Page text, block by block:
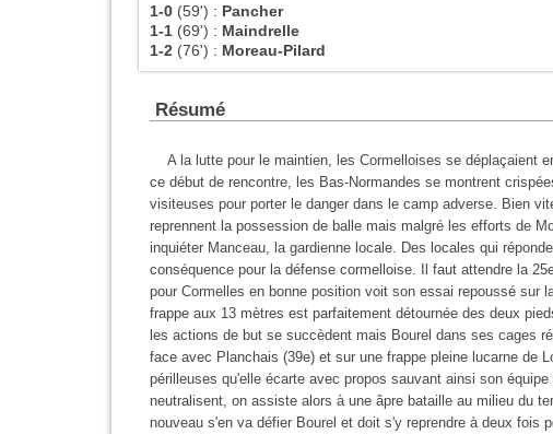
1-0 (59') : Pancher
1-1 (69') : Maindrelle
1-2 (76') : Moreau-Pilard
Résumé
A la lutte pour le maintien, les Cormelloises se déplaçaient
ce début de rencontre, les Bas-Normandes se montrent
visiteuses pour porter le danger dans le camp adverse. Bien
reprennent la possession de balle mais malgré les efforts de
inquiéter Manceau, la gardienne locale. Des locales qui
conséquence pour la défense cormelloise. Il faut attendre la
pour Cormelles en bonne position voit son essai repoussé sur
frappe aux 13 mètres est parfaitement détournée des deux
les actions de but se succèdent mais Bourel dans ses cages
face avec Planchais (39e) et sur une frappe pleine lucarne de
périlleuses qu'elle écarte avec propos sauvant ainsi son
neutralisent, on assiste alors à une âpre bataille au milieu du
nouveau s'en va défier Bourel et doit s'y reprendre à deux fois